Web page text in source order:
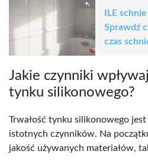
ILE
Sprawdź
czas
Jakie czynniki
tynku silikonowego?
Trwałość tynku silikonowego
istotnych czynników. Na
jakość używanych materiałów,